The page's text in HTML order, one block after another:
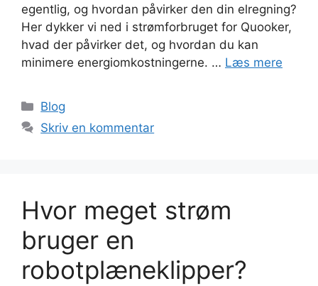
egentlig, og hvordan påvirker den din elregning?
Her dykker vi ned i strømforbruget for Quooker,
hvad der påvirker det, og hvordan du kan
minimere energiomkostningerne. … Læs mere
Blog
Skriv en kommentar
Hvor meget strøm
bruger en
robotplæneklipper?